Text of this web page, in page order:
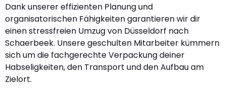
Dank unserer effizienten Planung und
organisatorischen Fähigkeiten garantieren wir dir
einen stressfreien Umzug von Düsseldorf nach
Schaerbeek. Unsere geschulten Mitarbeiter kümmern
sich um die fachgerechte Verpackung deiner
Habseligkeiten, den Transport und den Aufbau am
Zielort.